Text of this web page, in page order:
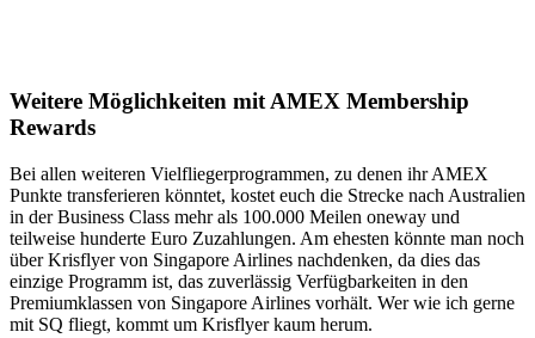
Weitere Möglichkeiten mit AMEX Membership
Rewards
Bei allen weiteren Vielfliegerprogrammen, zu denen ihr AMEX
Punkte transferieren könntet, kostet euch die Strecke nach Australien
in der Business Class mehr als 100.000 Meilen oneway und
teilweise hunderte Euro Zuzahlungen. Am ehesten könnte man noch
über Krisflyer von Singapore Airlines nachdenken, da dies das
einzige Programm ist, das zuverlässig Verfügbarkeiten in den
Premiumklassen von Singapore Airlines vorhält. Wer wie ich gerne
mit SQ fliegt, kommt um Krisflyer kaum herum.